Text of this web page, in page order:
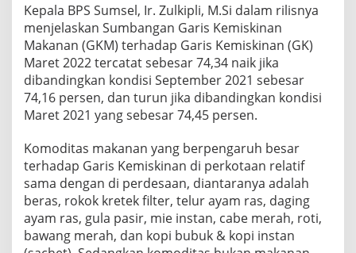
Kepala BPS Sumsel, Ir. Zulkipli, M.Si dalam rilisnya
menjelaskan Sumbangan Garis Kemiskinan
Makanan (GKM) terhadap Garis Kemiskinan (GK)
Maret 2022 tercatat sebesar 74,34 naik jika
dibandingkan kondisi September 2021 sebesar
74,16 persen, dan turun jika dibandingkan kondisi
Maret 2021 yang sebesar 74,45 persen.
Komoditas makanan yang berpengaruh besar
terhadap Garis Kemiskinan di perkotaan relatif
sama dengan di perdesaan, diantaranya adalah
beras, rokok kretek filter, telur ayam ras, daging
ayam ras, gula pasir, mie instan, cabe merah, roti,
bawang merah, dan kopi bubuk & kopi instan